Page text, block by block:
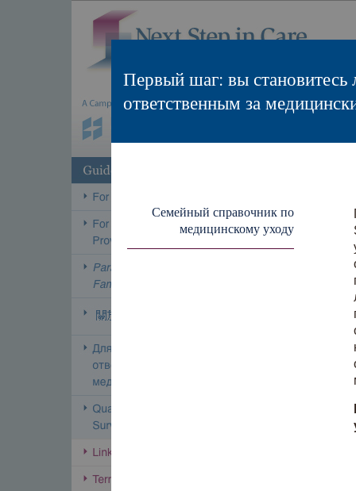
Первый шаг: вы становитесь
ответственным за
Семейный справочник по
медицинскому уходу